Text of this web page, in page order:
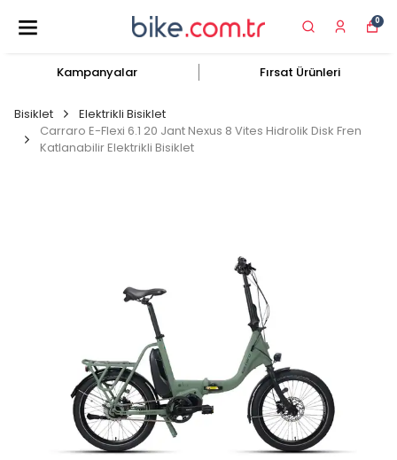
0
Kampanyalar Fırsat Ürünleri
Bisiklet
Elektrikli Bisiklet
Carraro E-Flexi 6.1 20 Jant Nexus 8 Vites Hidrolik Disk Fren
Katlanabilir Elektrikli Bisiklet